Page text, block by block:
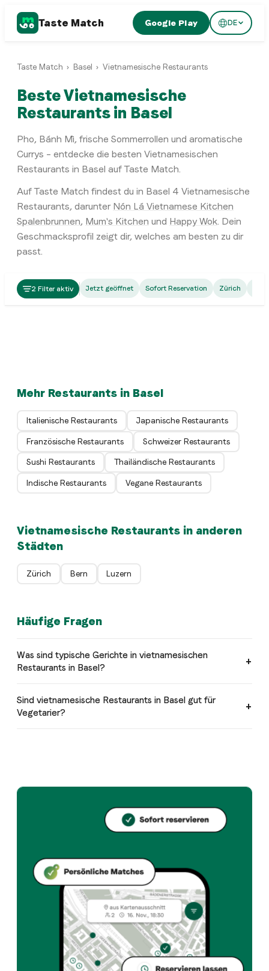
Taste Match Google Play DE
Taste Match › Basel › Vietnamesische Restaurants
Beste Vietnamesische
Restaurants in Basel
Pho, Bánh Mì, frische Sommerrollen und aromatische
Currys – entdecke die besten Vietnamesischen
Restaurants in Basel auf Taste Match.
Auf Taste Match findest du in Basel 4 Vietnamesische
Restaurants, darunter Nón Lá Vietnamese Kitchen
Spalenbrunnen, Mum's Kitchen und Happy Wok. Dein
Geschmacksprofil zeigt dir, welches am besten zu dir
passt.
2 Filter aktiv Jetzt geöffnet Sofort Reservation Zürich
Nón Lá Vietnamese Kitchen
Spalenbrunnen
Vietnamese
Mehr Restaurants in Basel
Italienische Restaurants Japanische Restaurants
Französische Restaurants Schweizer Restaurants
Sushi Restaurants Thailändische Restaurants
Indische Restaurants Vegane Restaurants
Vietnamesische Restaurants in anderen
Städten
Zürich Bern Luzern
Häufige Fragen
Was sind typische Gerichte in vietnamesischen
Restaurants in Basel?
Sind vietnamesische Restaurants in Basel gut für
Vegetarier?